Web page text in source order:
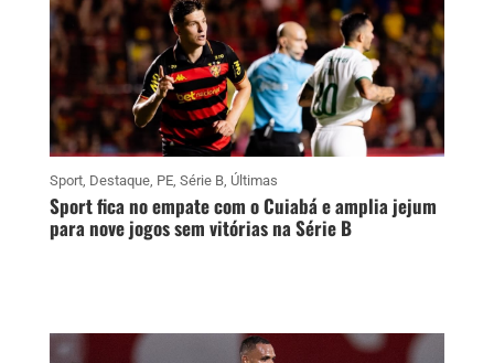
Sport, Destaque, PE, Série B, Últimas
Sport fica no empate com o Cuiabá e amplia jejum
para nove jogos sem vitórias na Série B